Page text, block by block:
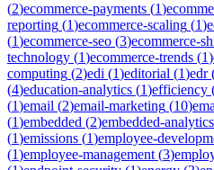
(2)ecommerce-payments (1)
reporting (1)ecommerce-scaling (1)
(1)ecommerce-seo (3)ecommerce-
technology (1)ecommerce-trends (1)
computing (2)edi (1)editorial (1)edr
(4)education-analytics (1)efficiency
(1)email (2)email-marketing (10)
(1)embedded (2)embedded-analytics
(1)emissions (1)employee-
(1)employee-management (3)